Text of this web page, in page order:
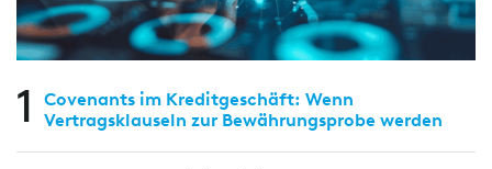
1
Covenants im Kreditgeschäft: Wenn
Vertragsklauseln zur Bewährungsprobe werden